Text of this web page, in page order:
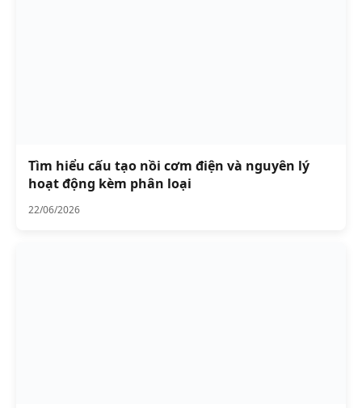
Tìm hiểu cấu tạo nồi cơm điện và nguyên lý
hoạt động kèm phân loại
22/06/2026